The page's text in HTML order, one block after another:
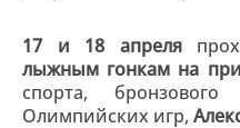
17 и 18 апреля
лыжным гонкам на
спорта,
Олимпийских игр,